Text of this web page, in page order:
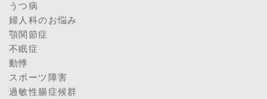
うつ病
婦人科のお悩み
顎関節症
不眠症
動悸
スポーツ障害
過敏性腸症候群